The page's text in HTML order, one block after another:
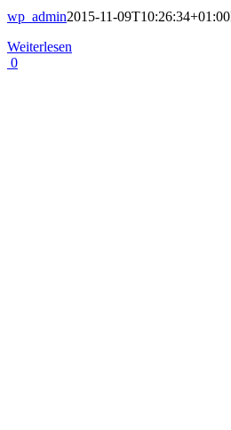
wp_admin2015-11-09T10:26:34+01:00
Weiterlesen
0